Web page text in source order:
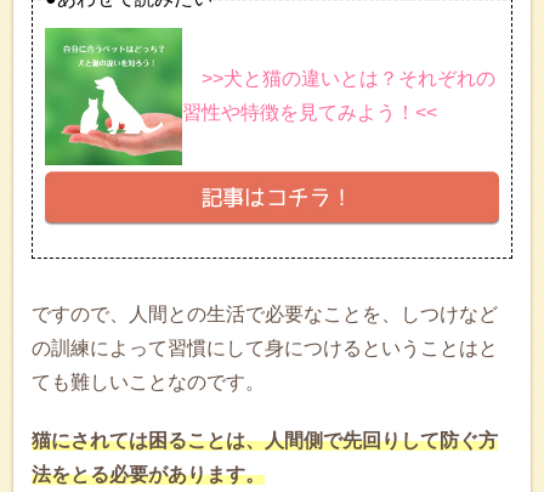
>>犬と猫の違いとは？それぞれの
習性や特徴を見てみよう！<<
ですので、人間との生活で必要なことを、しつけなど
の訓練によって習慣にして身につけるということはと
ても難しいことなのです。
猫にされては困ることは、人間側で先回りして防ぐ方
法をとる必要があります。